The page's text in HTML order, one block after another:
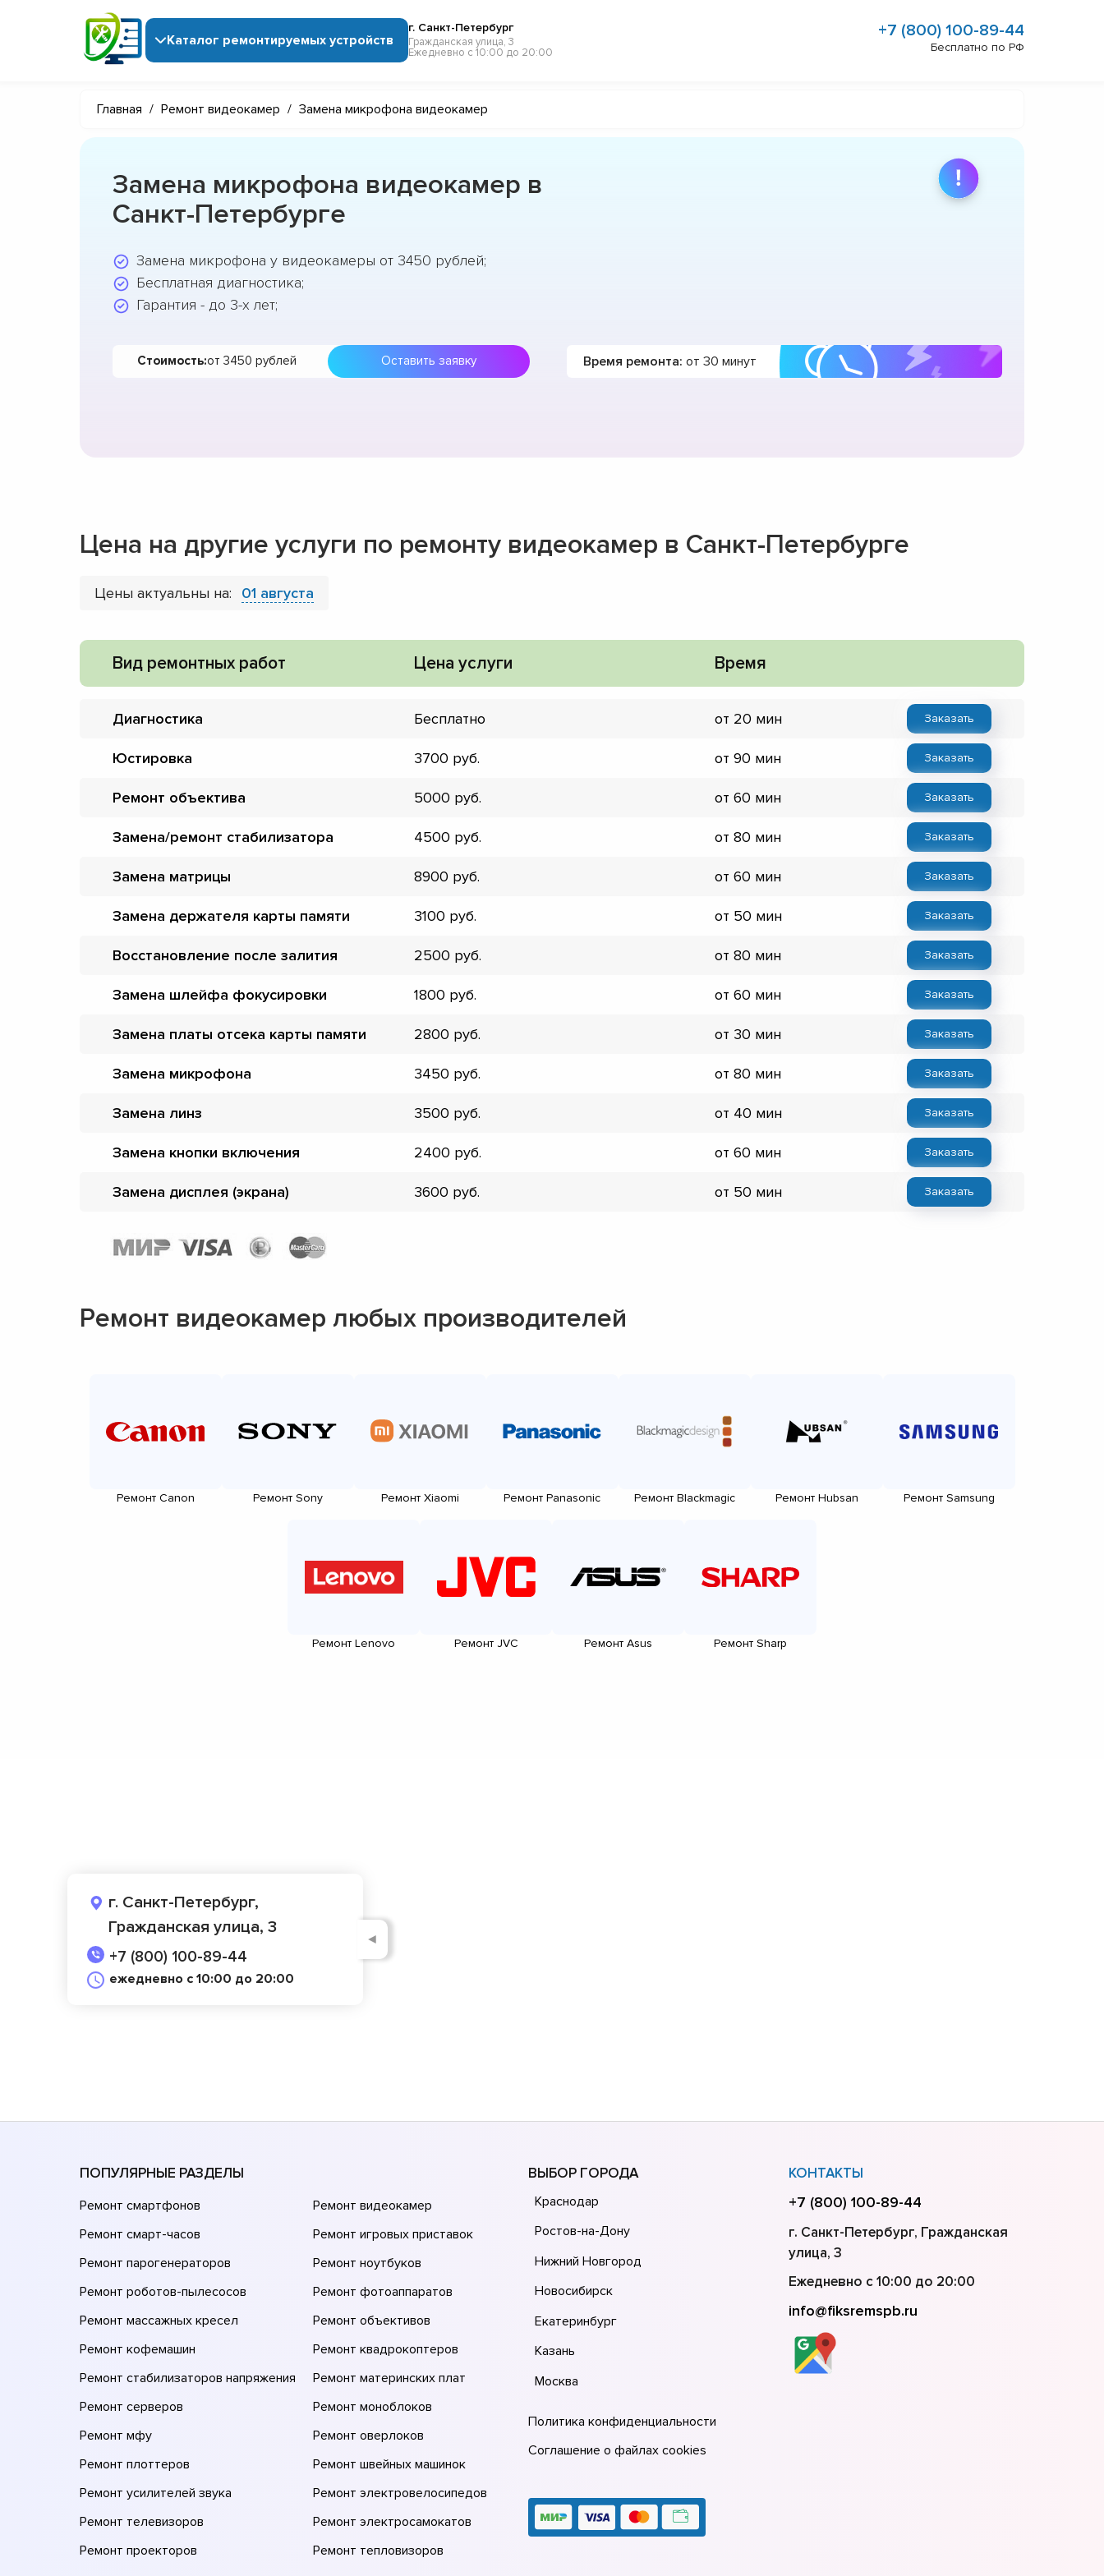
Каталог ремонтируемых устройств
г. Санкт-Петербург
Гражданская улица, 3
Ежедневно с 10:00 до 20:00
+7 (800) 100-89-44
Бесплатно по РФ
Главная / Ремонт видеокамер / Замена микрофона видеокамер
Замена микрофона видеокамер в
Санкт-Петербурге
Замена микрофона у видеокамеры от 3450 рублей;
Бесплатная диагностика;
Гарантия - до 3-х лет;
Стоимость:от 3450 рублей Оставить заявку Время ремонта: от 30 минут
Цена на другие услуги по ремонту видеокамер в Санкт-Петербурге
Цены актуальны на: 01 августа
Вид ремонтных работ Цена услуги Время
Диагностика Бесплатно от 20 мин Заказать
Юстировка 3700 от 90 мин Заказать
Ремонт объектива 5000 от 60 мин Заказать
Замена/ремонт стабилизатора 4500 от 80 мин Заказать
Замена матрицы 8900 от 60 мин Заказать
Замена держателя карты памяти 3100 от 50 мин Заказать
Восстановление после залития 2500 от 80 мин Заказать
Замена шлейфа фокусировки 1800 от 60 мин Заказать
Замена платы отсека карты памяти 2800 от 30 мин Заказать
Замена микрофона 3450 от 80 мин Заказать
Замена линз 3500 от 40 мин Заказать
Замена кнопки включения 2400 от 60 мин Заказать
Замена дисплея (экрана) 3600 от 50 мин Заказать
Ремонт видеокамер любых производителей
Ремонт Canon Ремонт Sony Ремонт Xiaomi Ремонт Panasonic Ремонт Blackmagic Ремонт Hubsan Ремонт Samsung
Ремонт Lenovo Ремонт JVC Ремонт Asus Ремонт Sharp
г. Санкт-Петербург,
Гражданская улица, 3
+7 (800) 100-89-44
ежедневно с 10:00 до 20:00
◄
ПОПУЛЯРНЫЕ РАЗДЕЛЫ
Ремонт смартфонов
Ремонт смарт-часов
Ремонт парогенераторов
Ремонт роботов-пылесосов
Ремонт массажных кресел
Ремонт кофемашин
Ремонт стабилизаторов напряжения
Ремонт серверов
Ремонт мфу
Ремонт плоттеров
Ремонт усилителей звука
Ремонт телевизоров
Ремонт проекторов
Ремонт видеокамер
Ремонт игровых приставок
Ремонт ноутбуков
Ремонт фотоаппаратов
Ремонт объективов
Ремонт квадрокоптеров
Ремонт материнских плат
Ремонт моноблоков
Ремонт оверлоков
Ремонт швейных машинок
Ремонт электровелосипедов
Ремонт электросамокатов
Ремонт тепловизоров
ВЫБОР ГОРОДА
Краснодар
Ростов-на-Дону
Нижний Новгород
Новосибирск
Екатеринбург
Казань
Москва
Политика конфиденциальности
Соглашение о файлах cookies
КОНТАКТЫ
+7 (800) 100-89-44
г. Санкт-Петербург, Гражданская
улица, 3
Ежедневно с 10:00 до 20:00
info@fiksremspb.ru